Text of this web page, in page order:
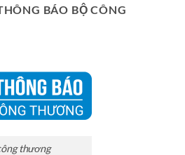
BÁO BỘ CÔNG
thương